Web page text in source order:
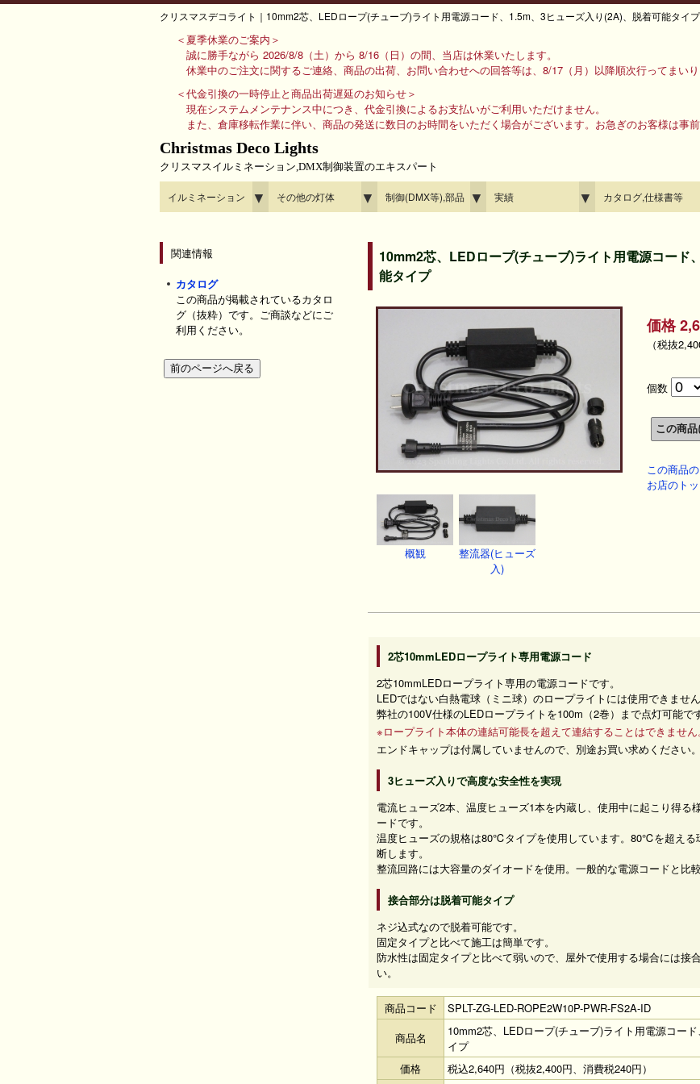
クリスマスデコライト｜10mm2芯、LEDロープ(チューブ)ライト用電源コード、1.5m、3ヒューズ入り(2A)、脱着可能タイ
＜夏季休業のご案内＞
誠に勝手ながら 2026/8/8（土）から 8/16（日）の間、当店は休業いたします。
休業中のご注文に関するご連絡、商品の出荷、お問い合わせへの回答等は、8/17（月）以降順次行ってまいり
＜代金引換の一時停止と商品出荷遅延のお知らせ＞
現在システムメンテナンス中につき、代金引換によるお支払いがご利用いただけません。
また、倉庫移転作業に伴い、商品の発送に数日のお時間をいただく場合がございます。お急ぎのお客様は事
Christmas Deco Lights
クリスマスイルミネーション,DMX制御装置のエキスパート
イルミネーション ▼ その他の灯体 ▼ 制御(DMX等),部品 ▼ 実績 ▼ カタログ,仕様書等
10mm2芯、LEDロープ(チューブ)ライト用電源コード
能タイプ
概観
整流器(ヒューズ
入)
価格
（税抜
個数
この商品
お店のト
2芯10mmLEDロープライト専用電源コード
2芯10mmLEDロープライト専用の電源コードです。
LEDではない白熱電球（ミニ球）のロープライトには使用できません
弊社の100V仕様のLEDロープライトを100m（2巻）まで点灯可能です
※ロープライト本体の連結可能長を超えて連結することはできません。
エンドキャップは付属していませんので、別途お買い求めください。
3ヒューズ入りで高度な安全性を実現
電流ヒューズ2本、温度ヒューズ1本を内蔵し、使用中に起こり得る
ードです。
温度ヒューズの規格は80℃タイプを使用しています。80℃を超える
断します。
整流回路には大容量のダイオードを使用。一般的な電源コードと比
接合部分は脱着可能タイプ
ネジ込式なので脱着可能です。
固定タイプと比べて施工は簡単です。
防水性は固定タイプと比べて弱いので、屋外で使用する場合には接
い。
商品コード
SPLT-ZG-LED-ROPE2W10P-PWR-FS2A-ID
商品名
10mm2芯、LEDロープ(チューブ)ライト用電源コー
イプ
価格
税込2,640円（税抜2,400円、消費税240円）
関連情報
カタログ
この商品が掲載されているカタロ
グ（抜粋）です。ご商談などにご
利用ください。